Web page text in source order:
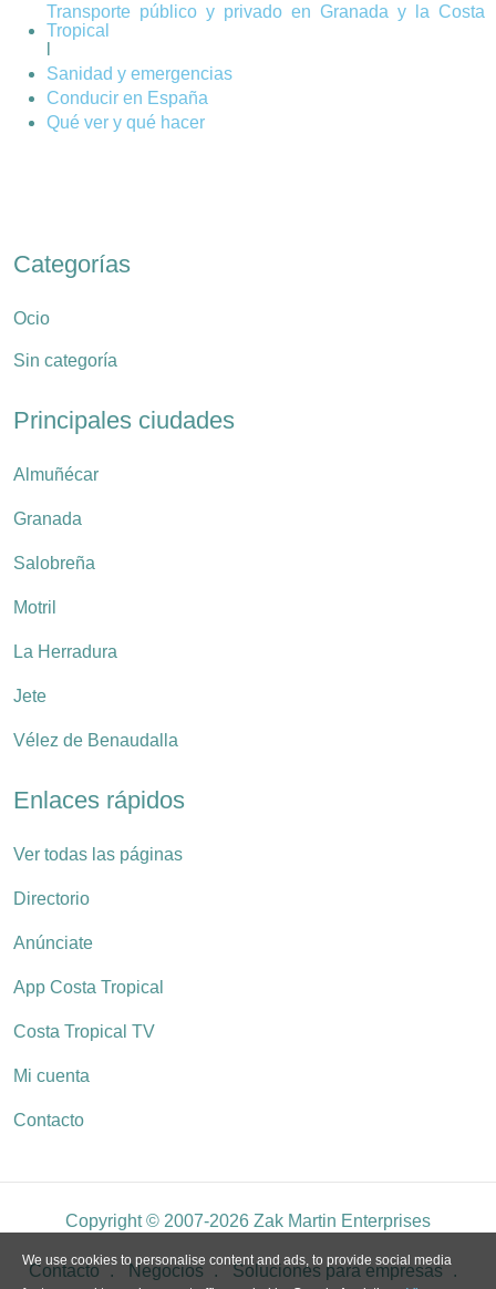
Transporte público y privado en Granada y la Costa
Tropical
Sanidad y emergencias
Conducir en España
Qué ver y qué hacer
Categorías
Ocio
Sin categoría
Principales ciudades
Almuñécar
Granada
Salobreña
Motril
La Herradura
Jete
Vélez de Benaudalla
Enlaces rápidos
Ver todas las páginas
Directorio
Anúnciate
App Costa Tropical
Costa Tropical TV
Mi cuenta
Contacto
Copyright © 2007-2026 Zak Martin Enterprises
Contacto Negocios Soluciones para empresas
We use cookies to personalise content and ads, to provide social media